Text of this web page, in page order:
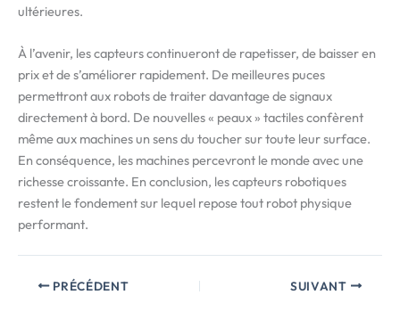
ultérieures.
À l’avenir, les capteurs continueront de rapetisser, de baisser en
prix et de s’améliorer rapidement. De meilleures puces
permettront aux robots de traiter davantage de signaux
directement à bord. De nouvelles « peaux » tactiles confèrent
même aux machines un sens du toucher sur toute leur surface.
En conséquence, les machines percevront le monde avec une
richesse croissante. En conclusion, les capteurs robotiques
restent le fondement sur lequel repose tout robot physique
performant.
PRÉCÉDENT SUIVANT